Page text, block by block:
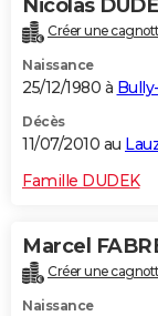
Nicolas
Créer une
Naissance
25/12/1980 à
Décès
11/07/2010 au
Famille DUDEK
Marcel
Créer une
Naissance